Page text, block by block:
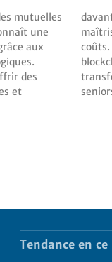
mutuelles
une
aux
des
et
tout en
des
IA,
des
Tendance en